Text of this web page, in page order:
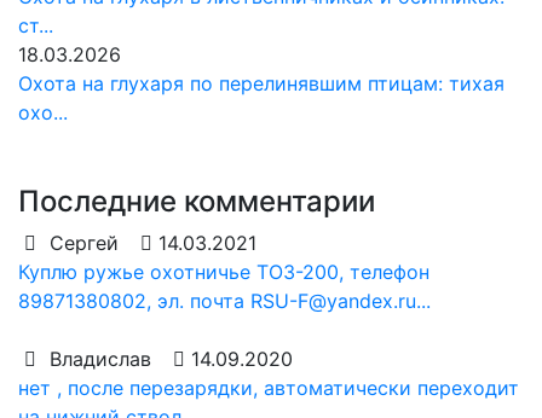
ст...
18.03.2026
Охота на глухаря по перелинявшим птицам: тихая
охо...
Последние комментарии
Сергей
14.03.2021
Куплю ружье охотничье ТОЗ-200, телефон
89871380802, эл. почта RSU-F@yandex.ru...
Владислав
14.09.2020
нет , после перезарядки, автоматически переходит